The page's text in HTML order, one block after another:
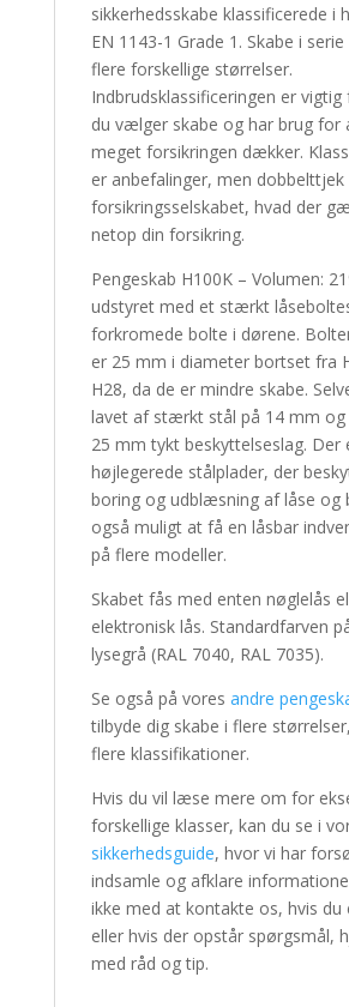
sikkerhedsskabe klassificerede i
EN 1143-1 Grade 1. Skabe i
flere forskellige størrelser.
Indbrudsklassificeringen er
du vælger skabe og har brug for
meget forsikringen dækker.
er anbefalinger, men dobbelttjek
forsikringsselskabet, hvad der
netop din forsikring.
Pengeskab H100K – Volumen:
udstyret med et stærkt
forkromede bolte i dørene.
er 25 mm i diameter bortset fra
H28, da de er mindre skabe.
lavet af stærkt stål på 14 mm og
25 mm tykt beskyttelseslag. Der
højlegerede stålplader, der
boring og udblæsning af låse og
også muligt at få en låsbar
på flere modeller.
Skabet fås med enten nøglelås
elektronisk lås. Standardfarven
lysegrå (RAL 7040, RAL 7035).
Se også på vores andre
tilbyde dig skabe i flere
flere klassifikationer.
Hvis du vil læse mere om for
forskellige klasser, kan du se i
sikkerhedsguide, hvor vi har
indsamle og afklare
ikke med at kontakte os, hvis du
eller hvis der opstår spørgsmål,
med råd og tip.